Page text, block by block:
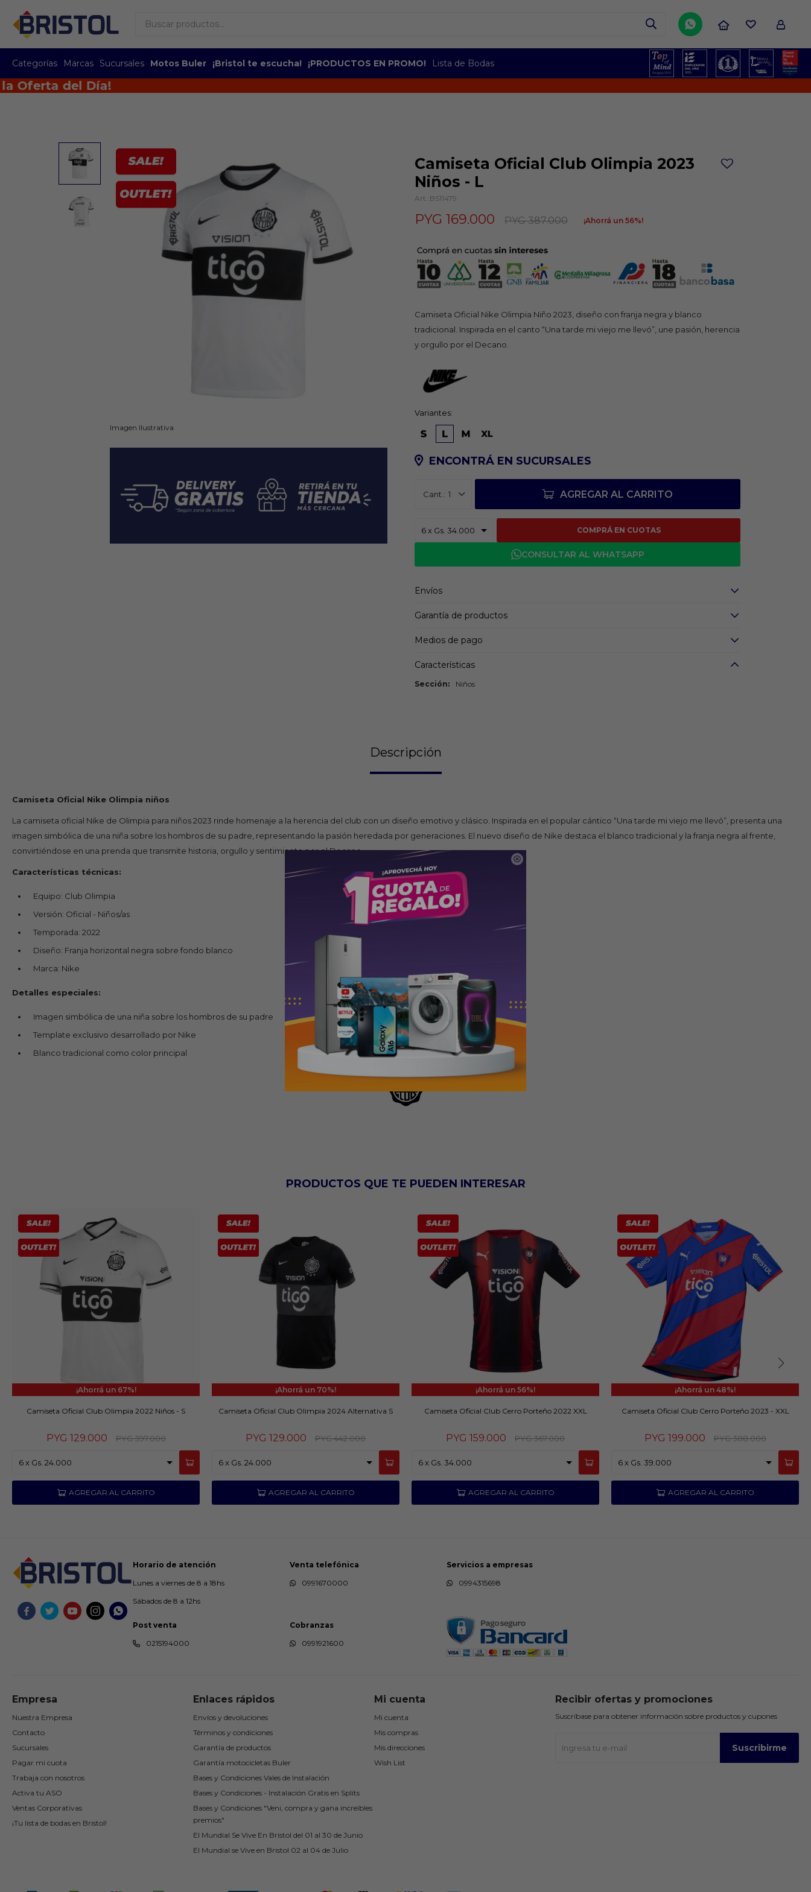

Categorías Marcas Sucursales Motos Buler ¡Bristol te escucha! ¡PRODUCTOS EN PROMO! Lista de Bodas

del Día!
Imagen Ilustrativa
Camiseta Oficial Club Olimpia 2023
Niños - L
BS11479
PYG 169.000 PYG 387.000 56
Camiseta Oficial Nike Olimpia Niño 2023, diseño con franja negra y blanco
tradicional. Inspirada en el canto “Una tarde mi viejo me llevó”, une pasión, herencia
y orgullo por el Decano.
Variantes:
ENCONTRÁ EN SUCURSALES
1 AGREGAR AL CARRITO
COMPRÁ EN CUOTAS
CONSULTAR AL WHATSAPP
Envíos
Garantía de productos
Medios de pago
Características
Sección Niños
Descripción
Camiseta Oficial Nike Olimpia niños
La camiseta oficial Nike de Olimpia para niños 2023 rinde homenaje a la herencia del club con un diseño emotivo y clásico. Inspirada en el popular cántico “Una tarde mi viejo me llevó”, presenta una
imagen simbólica de una niña sobre los hombros de su padre, representando la pasión heredada por generaciones. El nuevo diseño de Nike destaca el blanco tradicional y la franja negra al frente,
convirtiéndose en una prenda que transmite historia, orgullo y sentimiento por el Decano.
Características técnicas:
Equipo: Club Olimpia
Versión: Oficial - Niños/as
Temporada: 2022
Diseño: Franja horizontal negra sobre fondo blanco
Marca: Nike
Detalles especiales:
Imagen simbólica de una niña sobre los hombros de su padre
Template exclusivo desarrollado por Nike
Blanco tradicional como color principal
PRODUCTOS QUE TE PUEDEN INTERESAR
67
Camiseta Oficial Club Olimpia 2022 Niños - S
PYG 129.000 PYG 397.000
70
Camiseta Oficial Club Olimpia 2024 Alternativa S
PYG 129.000 PYG 442.000
56
Camiseta Oficial Club Cerro Porteño 2022 XXL
PYG 159.000 PYG 367.000
48
Camiseta Oficial Club Cerro Porteño 2023 - XXL
PYG 199.000 PYG 388.000
    
Horario de atención
Lunes a viernes de 8 a 18hs
Sábados de 8 a 12hs
Venta telefónica
0991670000
Servicios a empresas
0994315698
Post venta
0215194000
Cobranzas
0991921600
Empresa
Nuestra Empresa
Contacto
Sucursales
Pagar mi cuota
Trabaja con nosotros
Activa tu ASO
Ventas Corporativas
¡Tu lista de bodas en Bristol!
Enlaces rápidos
Envíos y devoluciones
Términos y condiciones
Garantía de productos
Garantía motocicletas Buler
Bases y Condiciones Vales de Instalación
Bases y Condiciones - Instalación Gratis en Splits
Bases y Condiciones "Veni, compra y gana increíbles
premios"
El Mundial Se Vive En Bristol del 01 al 30 de Junio
El Mundial se Vive en Bristol 02 al 04 de Julio
Mi cuenta
Mi cuenta
Mis compras
Mis direcciones
Wish List
Recibir ofertas y promociones
Suscríbase para obtener información sobre productos y cupones
Suscribirme